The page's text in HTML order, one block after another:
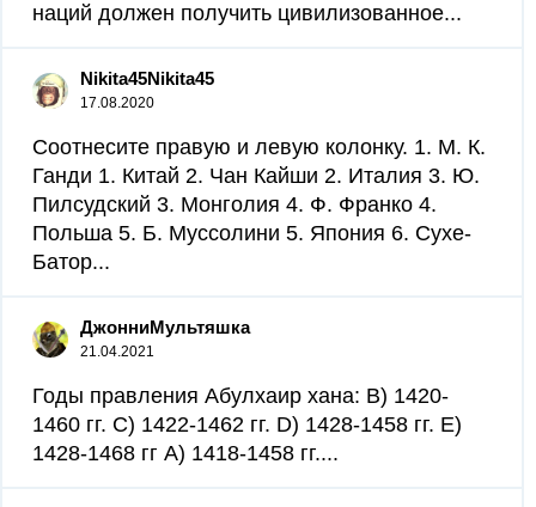
наций должен получить цивилизованное...
Nikita45Nikita45
17.08.2020
Соотнесите правую и левую колонку. 1. М. К.
Ганди 1. Китай 2. Чан Кайши 2. Италия 3. Ю.
Пилсудский 3. Монголия 4. Ф. Франко 4.
Польша 5. Б. Муссолини 5. Япония 6. Сухе-
Батор...
ДжонниМультяшка
21.04.2021
Годы правления Абулхаир хана: B) 1420-
1460 гг. C) 1422-1462 гг. D) 1428-1458 гг. E)
1428-1468 гг A) 1418-1458 гг....